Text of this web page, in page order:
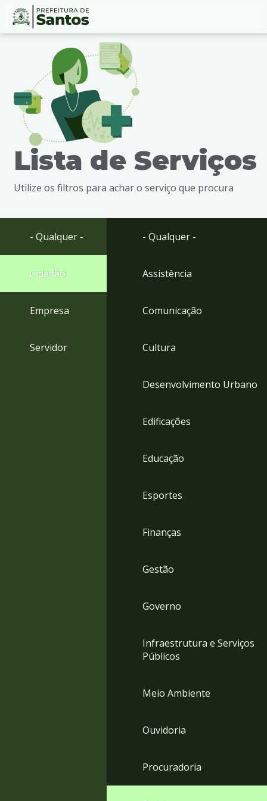
Ir
busca
Ir
rodapé
Conteúdo
Lista de Serviços
Utilize os filtros para achar o serviço que procura
- Qualquer -
Cidadão
Empresa
Servidor
- Qualquer -
Assistência
Comunicação
Cultura
Desenvolvimento Urbano
Edificações
Educação
Esportes
Finanças
Gestão
Governo
Infraestrutura e Serviços
Públicos
Meio Ambiente
Ouvidoria
Procuradoria